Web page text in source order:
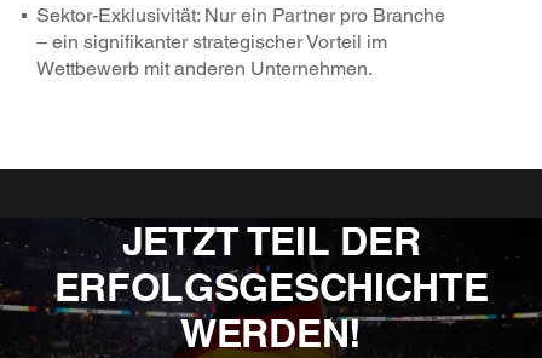
Sektor-Exklusivität: Nur ein Partner pro Branche
– ein signifikanter strategischer Vorteil im
Wettbewerb mit anderen Unternehmen.
JETZT TEIL DER
ERFOLGSGESCHICHTE
WERDEN!